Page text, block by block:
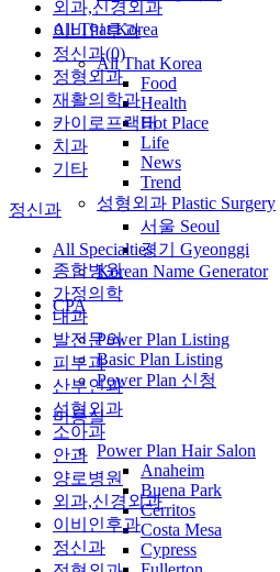
All That Korea
All That Korea
Food
Health
Hot Place
Life
News
Trend
성형외과 Plastic Surgery
서울 Seoul
경기 Gyeonggi
Korean Name Generator
CPA
Power Plan Listing
Basic Plan Listing
Power Plan 신청
미용실
Power Plan Hair Salon
Anaheim
Buena Park
Cerritos
Costa Mesa
Cypress
외과,신경외과
이비인후과
정신과(0)
정형외과
재활의학과
카이로프랙터
치과
기타
정신과
All Specialties
종합병원
가정의학
내과
발전문의
피부과
산부인과
성형외과
소아과
안과
양로병원
외과,신경외과
이비인후과
정신과